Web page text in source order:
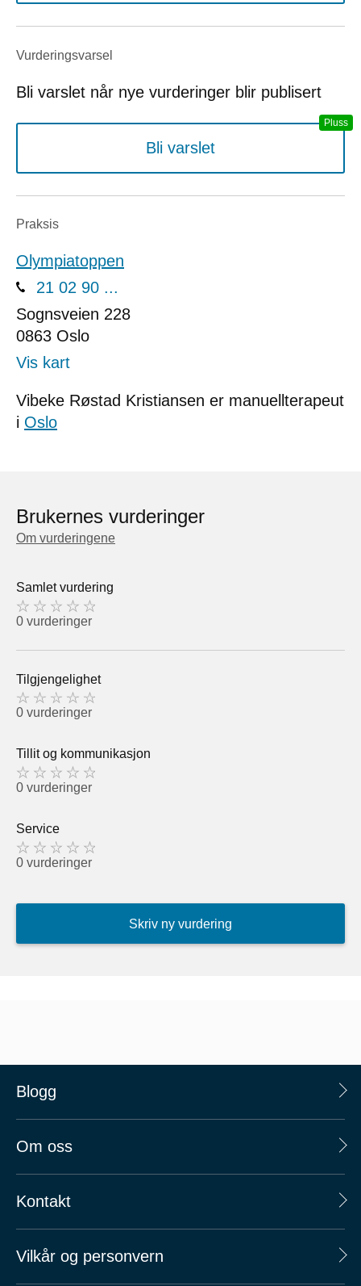
Vurderings­varsel
Bli varslet når nye vurderinger blir publisert
Bli varslet
Praksis
Olympiatoppen
21 02 90 ...
Sognsveien 228
0863 Oslo
Vis kart
Vibeke Røstad Kristiansen er manuellterapeut
i Oslo
Brukernes vurderinger
Om vurderingene
Samlet vurdering
0 vurderinger
Tilgjengelighet
0 vurderinger
Tillit og kommunikasjon
0 vurderinger
Service
0 vurderinger
Skriv ny vurdering
Blogg
Om oss
Kontakt
Vilkår og personvern